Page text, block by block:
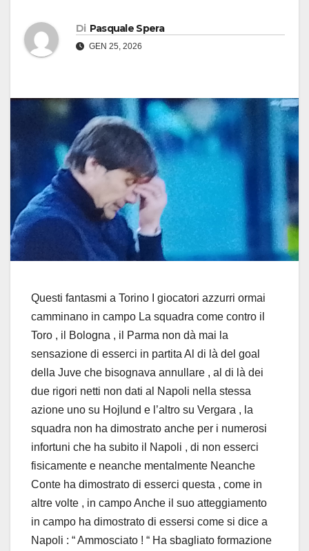
Di Pasquale Spera
GEN 25, 2026
Questi fantasmi a Torino I giocatori azzurri ormai
camminano in campo La squadra come contro il
Toro , il Bologna , il Parma non dà mai la
sensazione di esserci in partita Al di là del goal
della Juve che bisognava annullare , al di là dei
due rigori netti non dati al Napoli nella stessa
azione uno su Hojlund e l’altro su Vergara , la
squadra non ha dimostrato anche per i numerosi
infortuni che ha subito il Napoli , di non esserci
fisicamente e neanche mentalmente Neanche
Conte ha dimostrato di esserci questa , come in
altre volte , in campo Anche il suo atteggiamento
in campo ha dimostrato di essersi come si dice a
Napoli : “ Ammosciato ! “ Ha sbagliato formazione